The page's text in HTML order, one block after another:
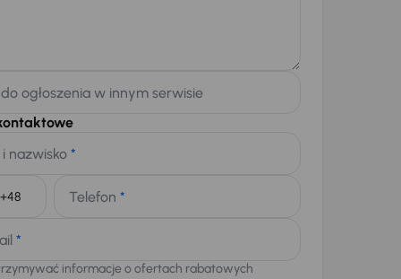
ogłoszenia w innym serwisie
nazwisko *
Telefon *
*
informacje o ofertach rabatowych